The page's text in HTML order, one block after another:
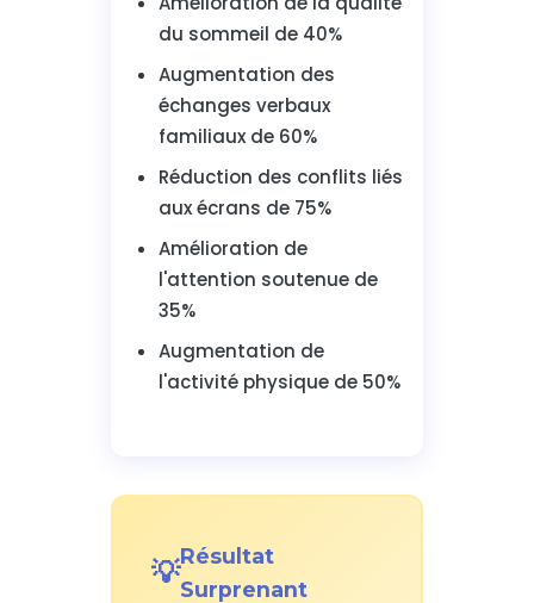
du sommeil de 40%
Augmentation des
échanges verbaux
familiaux de 60%
Réduction des conflits liés
aux écrans de 75%
Amélioration de
l'attention soutenue de
35%
Augmentation de
l'activité physique de 50%
Résultat
Surprenant